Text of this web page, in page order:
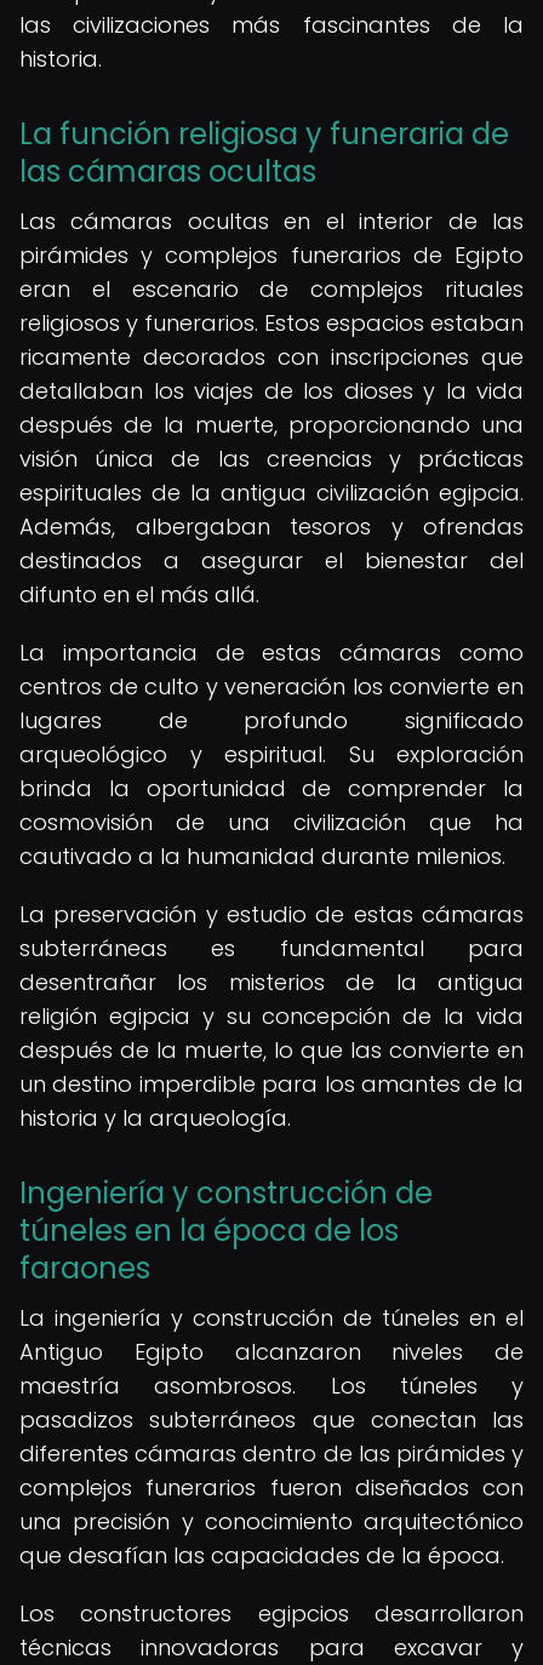
las civilizaciones más fascinantes de la
historia.
La función religiosa y funeraria de
las cámaras ocultas
Las cámaras ocultas en el interior de las
pirámides y complejos funerarios de Egipto
eran el escenario de complejos rituales
religiosos y funerarios. Estos espacios estaban
ricamente decorados con inscripciones que
detallaban los viajes de los dioses y la vida
después de la muerte, proporcionando una
visión única de las creencias y prácticas
espirituales de la antigua civilización egipcia.
Además, albergaban tesoros y ofrendas
destinados a asegurar el bienestar del
difunto en el más allá.
La importancia de estas cámaras como
centros de culto y veneración los convierte en
lugares de profundo significado
arqueológico y espiritual. Su exploración
brinda la oportunidad de comprender la
cosmovisión de una civilización que ha
cautivado a la humanidad durante milenios.
La preservación y estudio de estas cámaras
subterráneas es fundamental para
desentrañar los misterios de la antigua
religión egipcia y su concepción de la vida
después de la muerte, lo que las convierte en
un destino imperdible para los amantes de la
historia y la arqueología.
Ingeniería y construcción de
túneles en la época de los
faraones
La ingeniería y construcción de túneles en el
Antiguo Egipto alcanzaron niveles de
maestría asombrosos. Los túneles y
pasadizos subterráneos que conectan las
diferentes cámaras dentro de las pirámides y
complejos funerarios fueron diseñados con
una precisión y conocimiento arquitectónico
que desafían las capacidades de la época.
Los constructores egipcios desarrollaron
técnicas innovadoras para excavar y